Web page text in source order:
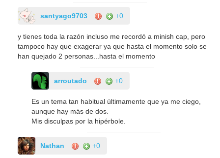
santyago9703 +0
y tienes toda la razón incluso me recordó a minish cap, pero
tampoco hay que exagerar ya que hasta el momento solo se
han quejado 2 personas...hasta el momento
arroutado +0
Es un tema tan habitual últimamente que ya me ciego,
aunque hay más de dos.
Mis disculpas por la hipérbole.
Nathan +0